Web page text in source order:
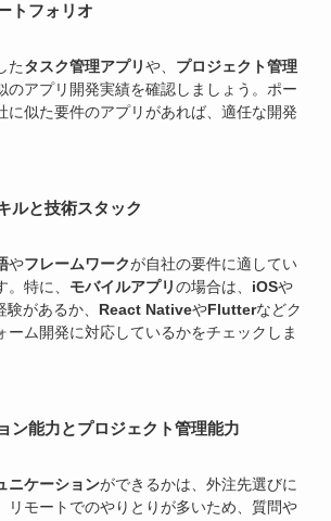
トフォリオ
たタスク管理アプリや、 プロジェクト管理
のアプリ開発実績を確認しましょう。ポー
に似た要件のアプリがあれば、適任な開発
ルと技術スタック
やフレームワークが自社の要件に適してい
特に、 モバイルアプリの場合は、 iOSや
験があるか、 React NativeやFlutterなどク
ーム開発に対応しているかをチェックしま
ン能力とプロジェクト管理能力
ニケーションができるかは、外注先選びに
リモートでのやりとりが多いため、質問や